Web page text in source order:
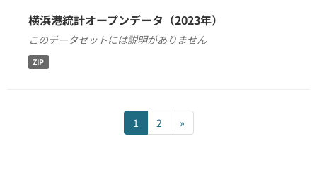
横浜港統計オープンデータ（2023年）
このデータセットには説明がありません
ZIP
1 2 »